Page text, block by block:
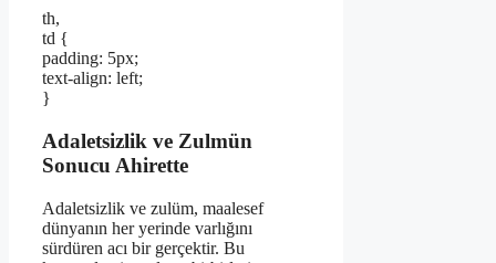
th,
td {
padding: 5px;
text-align: left;
}
Adaletsizlik ve Zulmün
Sonucu Ahirette
Adaletsizlik ve zulüm, maalesef
dünyanın her yerinde varlığını
sürdüren acı bir gerçektir. Bu